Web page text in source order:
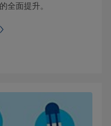
全面提升。